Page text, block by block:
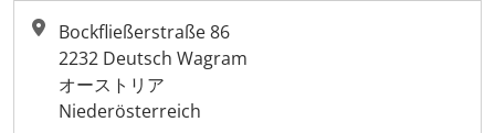
Bockfließerstraße 86
2232 Deutsch Wagram
オーストリア
Niederösterreich